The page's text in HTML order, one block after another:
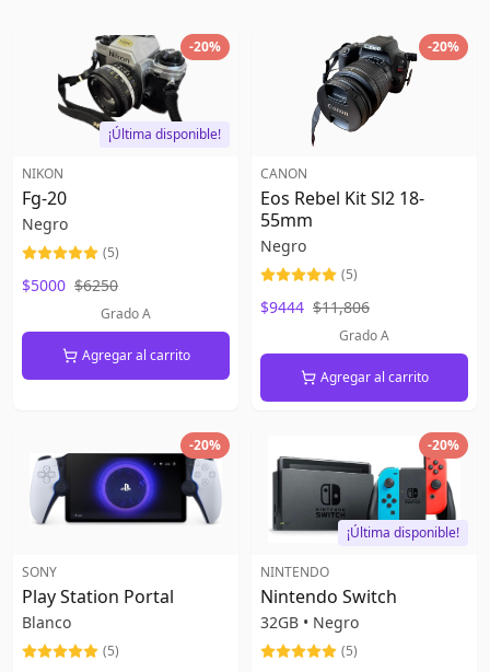
-20%
¡Última disponible!
NIKON
Fg-20
Negro
(5)
$5000 $6250
Grado A
Agregar al carrito
-20%
CANON
Eos Rebel Kit Sl2 18-
55mm
Negro
(5)
$9444 $11,806
Grado A
Agregar al carrito
-20%
SONY
Play Station Portal
Blanco
(5)
-20%
¡Última disponible!
NINTENDO
Nintendo Switch
32GB • Negro
(5)